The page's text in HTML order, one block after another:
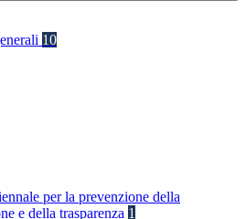
10
per la prevenzione della
e della trasparenza 1